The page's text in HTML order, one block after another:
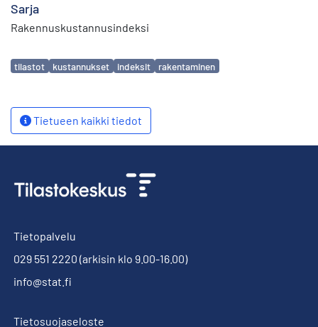
Sarja
Rakennuskustannusindeksi
Avainsanat
tilastot kustannukset indeksit rakentaminen
Tietueen kaikki tiedot
Tietopalvelu
029 551 2220 (arkisin klo 9.00-16.00)
info@stat.fi
Tietosuojaseloste